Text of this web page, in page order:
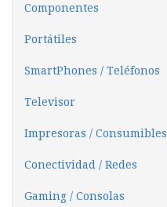
Componentes
Portátiles
SmartPhones / Teléfonos
Televisor
Impresoras / Consumibles
Conectividad / Redes
Gaming / Consolas